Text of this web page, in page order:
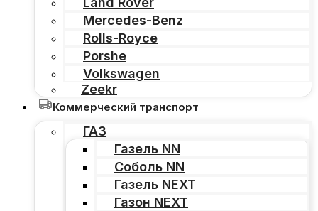
Mercedes-Benz
Rolls-Royce
Porshe
Volkswagen
Zeekr
Коммерческий транспорт
ГАЗ
Газель NN
Соболь NN
Газель NEXT
Газон NEXT